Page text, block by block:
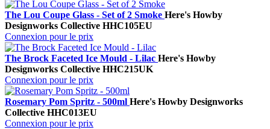
The Lou Coupe Glass - Set of 2 Smoke Here's Howby
Designworks Collective HHC105EU
Connexion pour le prix
The Brock Faceted Ice Mould - Lilac Here's Howby
Designworks Collective HHC215UK
Connexion pour le prix
Rosemary Pom Spritz - 500ml Here's Howby Designworks
Collective HHC013EU
Connexion pour le prix